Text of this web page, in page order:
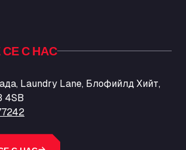
С НАС
Laundry Lane, Блофийлд Хийт,
4SB